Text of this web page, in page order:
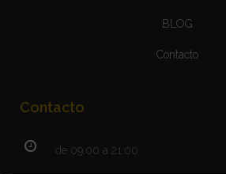
BLOG
Contacto
Contacto
de 09:00 a 21:00